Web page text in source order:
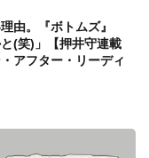
由。『ボトムズ』
(笑)」【押井守連載
アフター・リーディ